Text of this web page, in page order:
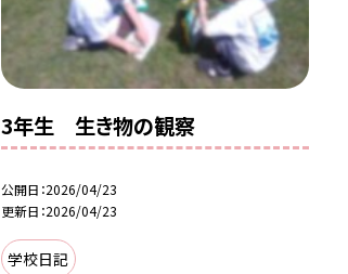
3年生 生き物の観察
公開日 2026/04/23
更新日 2026/04/23
学校日記